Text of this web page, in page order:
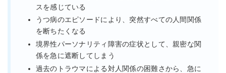
スを感じている
うつ病のエピソードにより、突然すべての人間関係
を断ちたくなる
境界性パーソナリティ障害の症状として、親密な関
係を急に遮断してしまう
過去のトラウマによる対人関係の困難さから、急に